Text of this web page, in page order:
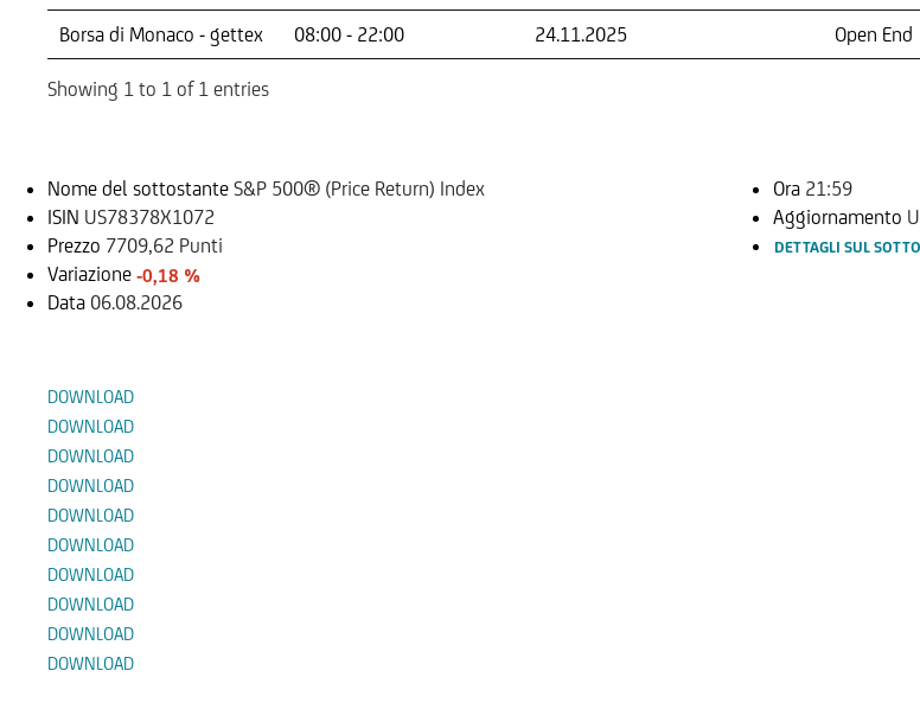
Mercato - Segmento
Orario di negoziazione Primo giorno di negoziazione Ultimo
Borsa di Monaco - gettex 08:00 - 22:00 24.11.2025 Open End
Showing 1 to 1 of 1 entries
Nome del sottostante S&P 500® (Price Return) Index
ISIN US78378X1072
Prezzo 7709,62 Punti
Variazione -0,18 %
Data 06.08.2026
Ora 21:59
Aggiornamento
DETTAGLI SUL
DOWNLOAD
DOWNLOAD
DOWNLOAD
DOWNLOAD
DOWNLOAD
DOWNLOAD
DOWNLOAD
DOWNLOAD
DOWNLOAD
DOWNLOAD